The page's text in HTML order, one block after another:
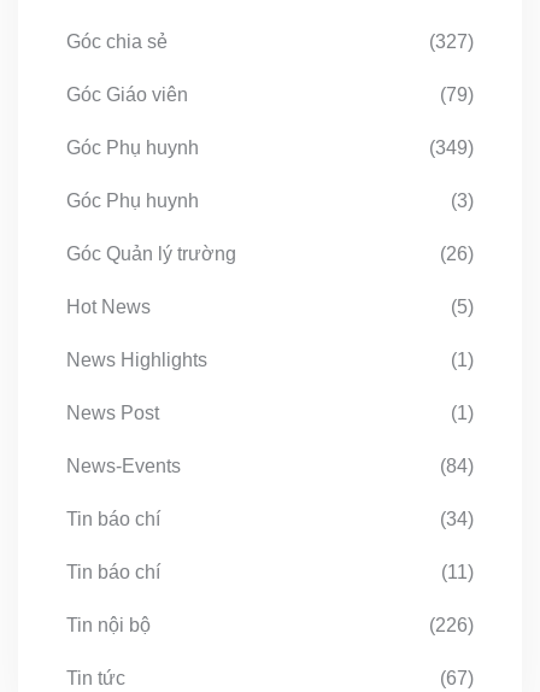
Góc chia sẻ (327)
Góc Giáo viên (79)
Góc Phụ huynh (349)
Góc Phụ huynh (3)
Góc Quản lý trường (26)
Hot News (5)
News Highlights (1)
News Post (1)
News-Events (84)
Tin báo chí (34)
Tin báo chí (11)
Tin nội bộ (226)
Tin tức (67)